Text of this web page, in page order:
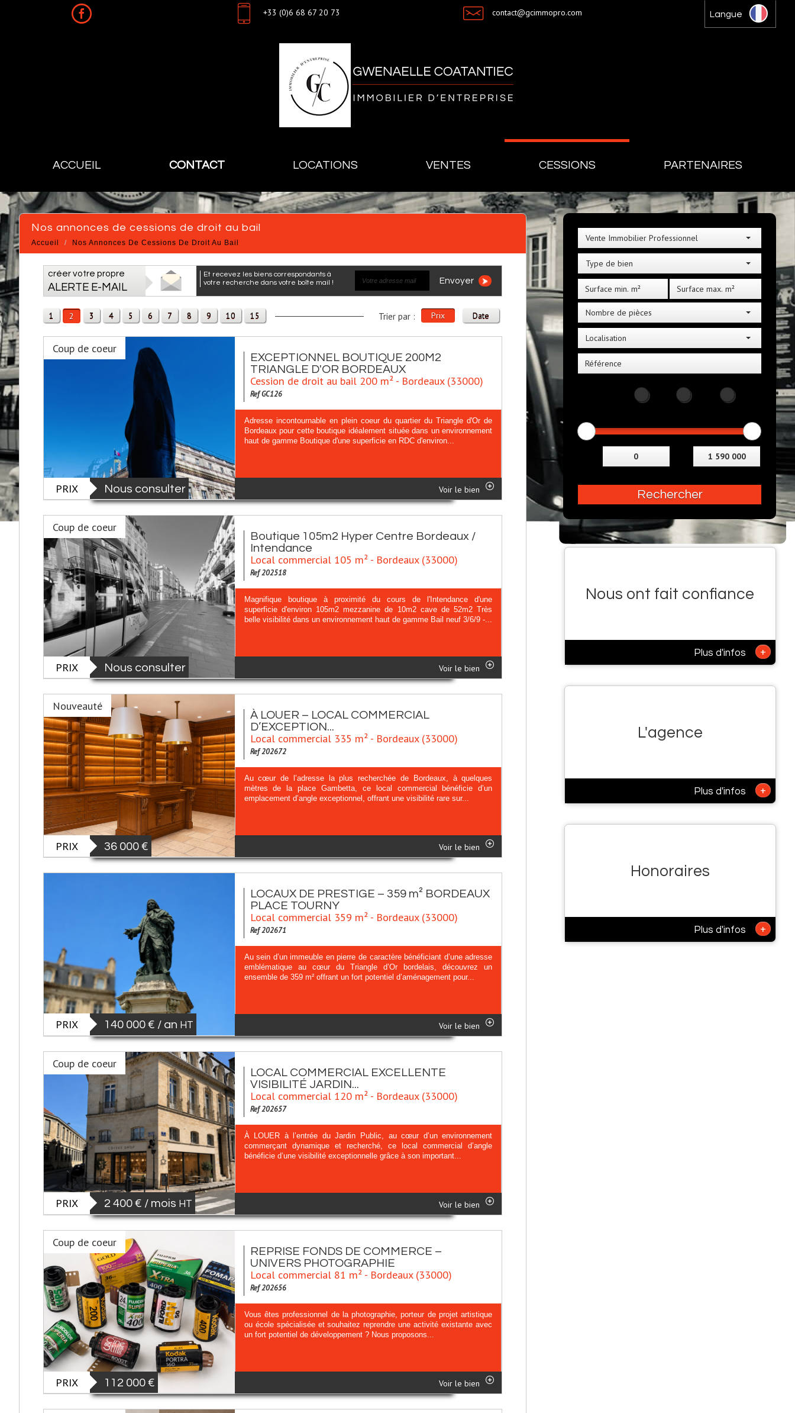
+33 (0)6 68 67 20 73 contact@gcimmopro.com Langue
ACCUEIL CONTACT LOCATIONS VENTES CESSIONS PARTENAIRES
Vente Immobilier Professionnel
Type de bien
Nombre de pièces
Localisation
Rechercher
Nos annonces de cessions de droit au bail
Accueil Nos Annonces De Cessions De Droit Au Bail
créer votre propre
ALERTE E-MAIL
et recevez les biens correspondants à
votre recherche dans votre boîte mail !
Envoyer
1 2 3 4 5 6 7 8 9 10 15 Trier par : Prix Date
Coup de coeur
PRIX Nous consulter
EXCEPTIONNEL BOUTIQUE 200M2
TRIANGLE D'OR BORDEAUX
Cession de droit au bail 200 m² - Bordeaux (33000)
Ref GC126
Adresse incontournable en plein coeur du quartier du Triangle d'Or de
Bordeaux pour cette boutique idéalement située dans un environnement
haut de gamme Boutique d'une superficie en RDC d'environ...
Voir le bien
Coup de coeur
PRIX Nous consulter
Boutique 105m2 Hyper Centre Bordeaux /
Intendance
Local commercial 105 m² - Bordeaux (33000)
Ref 202518
Magnifique boutique à proximité du cours de l'Intendance d'une
superficie d'environ 105m2 mezzanine de 10m2 cave de 52m2 Très
belle visibilité dans un environnement haut de gamme Bail neuf 3/6/9 -...
Voir le bien
Nouveauté
PRIX 36 000 €
À LOUER – LOCAL COMMERCIAL
D’EXCEPTION...
Local commercial 335 m² - Bordeaux (33000)
Ref 202672
Au cœur de l’adresse la plus recherchée de Bordeaux, à quelques
mètres de la place Gambetta, ce local commercial bénéficie d’un
emplacement d’angle exceptionnel, offrant une visibilité rare sur...
Voir le bien
PRIX 140 000 € / an HT
LOCAUX DE PRESTIGE – 359 m² BORDEAUX
PLACE TOURNY
Local commercial 359 m² - Bordeaux (33000)
Ref 202671
Au sein d’un immeuble en pierre de caractère bénéficiant d’une adresse
emblématique au cœur du Triangle d’Or bordelais, découvrez un
ensemble de 359 m² offrant un fort potentiel d’aménagement pour...
Voir le bien
Coup de coeur
PRIX 2 400 € / mois HT
LOCAL COMMERCIAL EXCELLENTE
VISIBILITÉ JARDIN...
Local commercial 120 m² - Bordeaux (33000)
Ref 202657
À LOUER à l’entrée du Jardin Public, au cœur d’un environnement
commerçant dynamique et recherché, ce local commercial d’angle
bénéficie d’une visibilité exceptionnelle grâce à son important...
Voir le bien
Coup de coeur
PRIX 112 000 €
REPRISE FONDS DE COMMERCE –
UNIVERS PHOTOGRAPHIE
Local commercial 81 m² - Bordeaux (33000)
Ref 202656
Vous êtes professionnel de la photographie, porteur de projet artistique
ou école spécialisée et souhaitez reprendre une activité existante avec
un fort potentiel de développement ? Nous proposons...
Voir le bien
Nous ont fait confiance
Plus d'infos +
L'agence
Plus d'infos +
Honoraires
Plus d'infos +